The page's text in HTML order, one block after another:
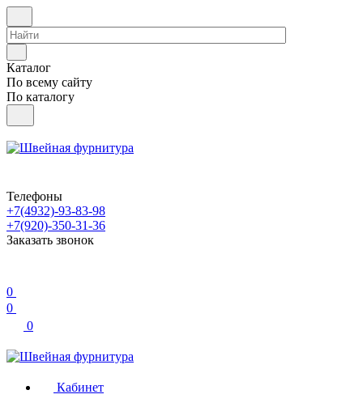
Каталог
По всему сайту
По каталогу
Телефоны
+7(4932)-93-83-98
+7(920)-350-31-36
Заказать звонок
0
0
0
Кабинет